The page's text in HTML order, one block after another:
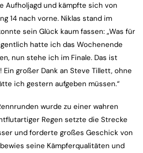
Aufholjagd und kämpfte sich von
14 nach vorne. Niklas stand im
sein Glück kaum fassen: „Was für
hatte ich das Wochenende
nun stehe ich im Finale. Das ist
großer Dank an Steve Tillett, ohne
ich gestern aufgeben müssen.“
wurde zu einer wahren
Regen setzte die Strecke
und forderte großes Geschick von
seine Kämpferqualitäten und